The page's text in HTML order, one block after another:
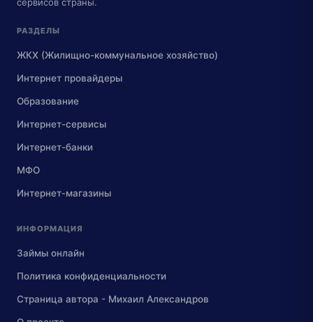
РАЗДЕЛЫ
ЖКХ (Жилищно-коммунальное хозяйство)
Интернет провайдеры
Образование
Интернет-сервисы
Интернет-банки
МФО
Интернет-магазины
ИНФОРМАЦИЯ
Займы онлайн
Политика конфиденциальности
Страница автора - Михаил Александров